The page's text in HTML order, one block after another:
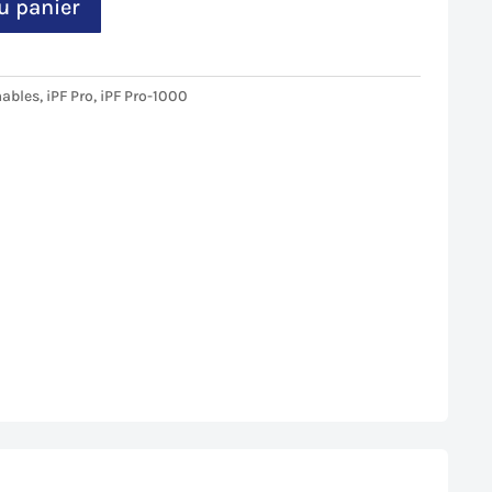
panier
, iPF Pro, iPF Pro-1000